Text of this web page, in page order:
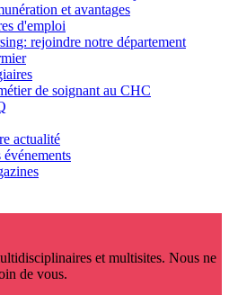
et avantages
d'emploi
rejoindre notre département
de soignant au CHC
actualité
événements
et multisites. Nous ne
de vous.